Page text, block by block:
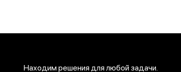
Находим решения для любой задачи.